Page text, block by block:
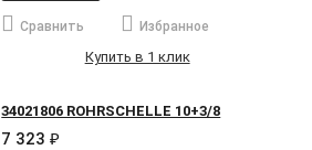
Сравнить Избранное
Купить в 1 клик
34021806 ROHRSCHELLE 10+3/8
7 323₽